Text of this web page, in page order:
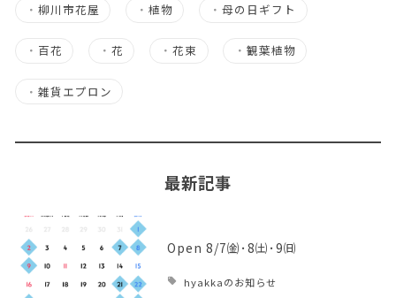
・ 柳川市花屋 ・植物 ・母の日ギフト
・ 百花 ・花 ・花束 ・ 観葉植物
・ 雑貨エプロン
最新記事
Open 8/7㈮･8㈯･9㈰
hyakkaのお知らせ